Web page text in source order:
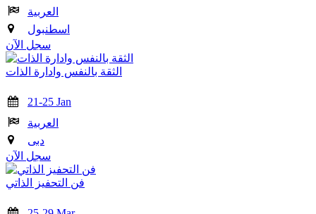
العربية
اسطنبول
سجل الآن
الثقة بالنفس وادارة الذات
21-25 Jan
العربية
دبى
سجل الآن
فن التحفيز الذاتي